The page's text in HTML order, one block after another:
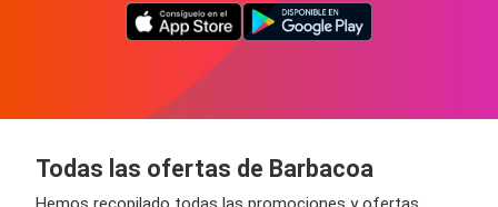
Todas las ofertas de Barbacoa